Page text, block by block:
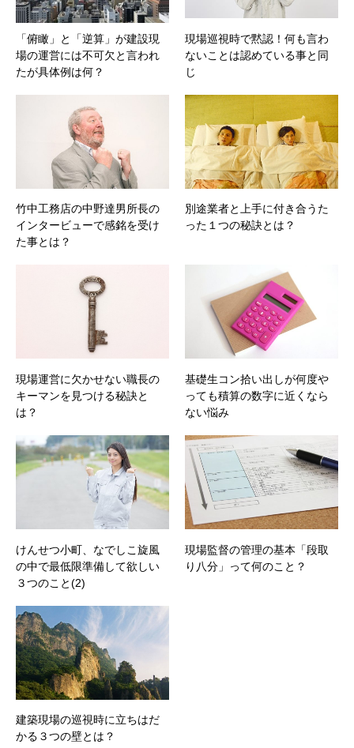
「俯瞰」と「逆算」が建設現
場の運営には不可欠と言われ
たが具体例は何？
現場巡視時で黙認！何も言わ
ないことは認めている事と同
じ
竹中工務店の中野達男所長の
インタービューで感銘を受け
た事とは？
別途業者と上手に付き合うた
った１つの秘訣とは？
現場運営に欠かせない職長の
キーマンを見つける秘訣と
は？
基礎生コン拾い出しが何度や
っても積算の数字に近くなら
ない悩み
けんせつ小町、なでしこ旋風
の中で最低限準備して欲しい
３つのこと(2)
現場監督の管理の基本「段取
り八分」って何のこと？
建築現場の巡視時に立ちはだ
かる３つの壁とは？